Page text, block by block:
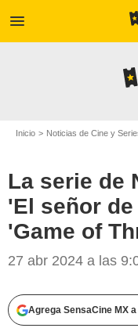
menu
Inicio Noticias de Cine y
La serie de
'El señor
'Game of
27 abr 2024 a las
Agrega SensaCine MX